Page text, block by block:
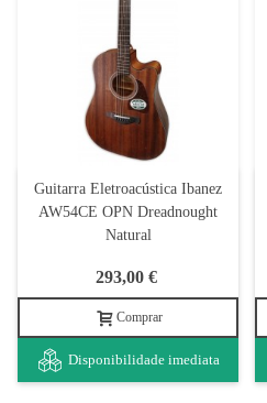
Guitarra Eletroacústica Ibanez
AW54CE OPN Dreadnought
Natural
293,00 €
Comprar
Disponibilidade imediata